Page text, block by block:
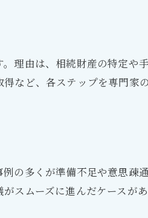
理由は、相続財産の特定や
など、各ステップを専門家
の多くが準備不足や意思疎
スムーズに進んだケースが